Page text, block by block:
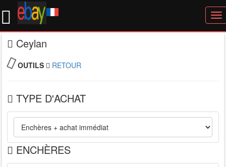
Ceylan
OUTILS RETOUR
TYPE D'ACHAT
ENCHÈRES